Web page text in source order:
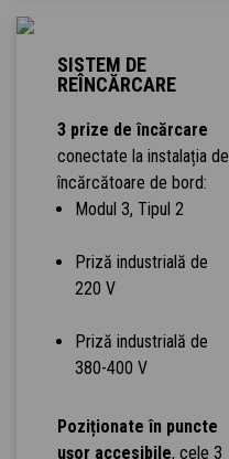
SISTEM DE
REÎNCĂRCARE
3 prize de încărcare
conectate la instalația de
încărcătoare de bord:
Modul 3, Tipul 2
Priză industrială de
220 V
Priză industrială de
380-400 V
Poziționate în puncte
ușor accesibile, cele 3